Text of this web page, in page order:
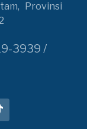
Provinsi
3939 /